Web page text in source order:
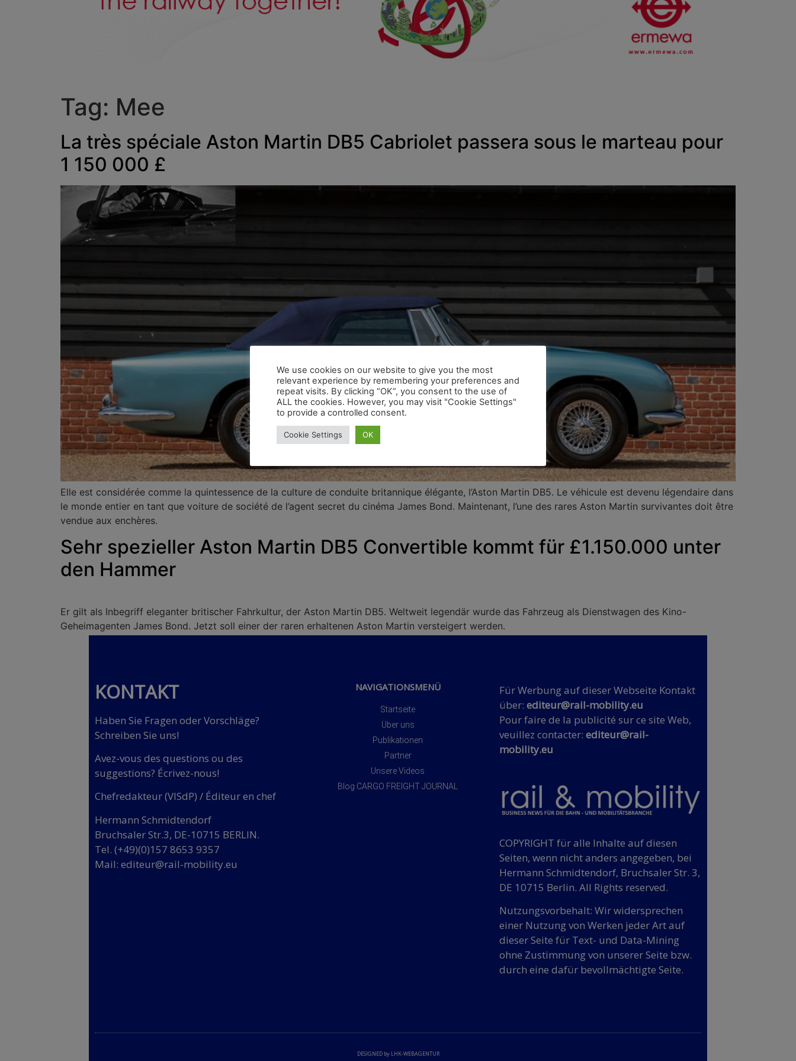
Tag: Mee
La très spéciale Aston Martin DB5 Cabriolet passera sous le marteau pour
1 150 000 £
Elle est considérée comme la quintessence de la culture de conduite britannique élégante, l’Aston Martin DB5. Le véhicule est devenu légendaire dans
le monde entier en tant que voiture de société de l’agent secret du cinéma James Bond. Maintenant, l’une des rares Aston Martin survivantes doit être
vendue aux enchères.
Sehr spezieller Aston Martin DB5 Convertible kommt für £1.150.000 unter
den Hammer
Er gilt als Inbegriff eleganter britischer Fahrkultur, der Aston Martin DB5. Weltweit legendär wurde das Fahrzeug als Dienstwagen des Kino-
Geheimagenten James Bond. Jetzt soll einer der raren erhaltenen Aston Martin versteigert werden.
KONTAKT
Haben Sie Fragen oder Vorschläge?
Schreiben Sie uns!
Avez-vous des questions ou des
suggestions? Écrivez-nous!
Chefredakteur (VISdP) / Éditeur en chef
Hermann Schmidtendorf
Bruchsaler Str.3, DE-10715 BERLIN.
Tel. (+49)(0)157 8653 9357
Mail: editeur@rail-mobility.eu
NAVIGATIONSMENÜ
Startseite
Über uns
Publikationen
Partner
Unsere Videos
Blog CARGO FREIGHT JOURNAL
Für Werbung auf dieser Webseite Kontakt
über: editeur@rail-mobility.eu
Pour faire de la publicité sur ce site Web,
veuillez contacter: editeur@rail-
mobility.eu
COPYRIGHT für alle Inhalte auf diesen
Seiten, wenn nicht anders angegeben, bei
Hermann Schmidtendorf, Bruchsaler Str. 3,
DE 10715 Berlin. All Rights reserved.
Nutzungsvorbehalt: Wir widersprechen
einer Nutzung von Werken jeder Art auf
dieser Seite für Text- und Data-Mining
ohne Zustimmung von unserer Seite bzw.
durch eine dafür bevollmächtigte Seite.
DESIGNED by LHK-WEBAGENTUR
We use cookies on our website to give you the most
relevant experience by remembering your preferences and
repeat visits. By clicking “OK”, you consent to the use of
ALL the cookies. However, you may visit "Cookie Settings"
to provide a controlled consent.
Cookie Settings OK